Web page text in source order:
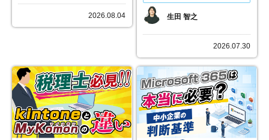
2026.08.04 生田 智之
2026.07.30